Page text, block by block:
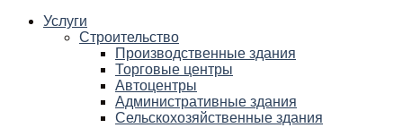
Услуги
Строительство
Производственные здания
Торговые центры
Автоцентры
Административные здания
Сельскохозяйственные здания